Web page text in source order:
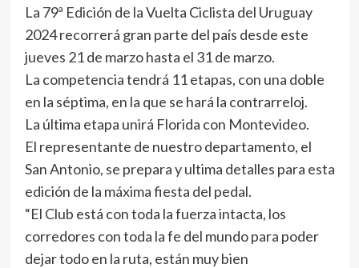
La 79ª Edición de la Vuelta Ciclista del Uruguay
2024 recorrerá gran parte del país desde este
jueves 21 de marzo hasta el 31 de marzo.
La competencia tendrá 11 etapas, con una doble
en la séptima, en la que se hará la contrarreloj.
La última etapa unirá Florida con Montevideo.
El representante de nuestro departamento, el
San Antonio, se prepara y ultima detalles para esta
edición de la máxima fiesta del pedal.
“El Club está con toda la fuerza intacta, los
corredores con toda la fe del mundo para poder
dejar todo en la ruta, están muy bien